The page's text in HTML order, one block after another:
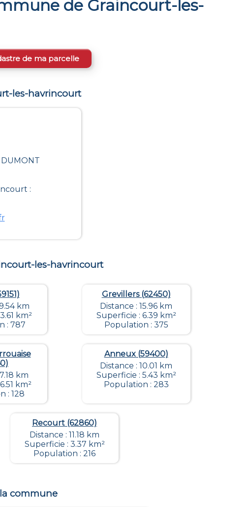
de Graincourt-les-
de ma parcelle
les-havrincourt
:
les-havrincourt
km
km²
: 787
Grevillers (62450)
Distance : 15.96 km
Superficie : 6.39 km²
Population : 375
km
km²
: 128
Anneux (59400)
Distance : 10.01 km
Superficie : 5.43 km²
Population : 283
Recourt (62860)
Distance : 11.18 km
Superficie : 3.37 km²
Population : 216
commune